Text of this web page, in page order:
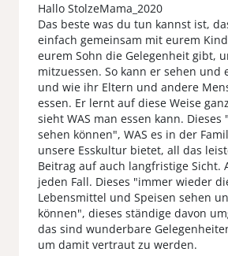
Hallo StolzeMama_2020
Das beste was du tun kannst ist,
einfach gemeinsam mit eurem
eurem Sohn die Gelegenheit gibt,
mitzuessen. So kann er sehen und
und wie ihr Eltern und andere
essen. Er lernt auf diese Weise
sieht WAS man essen kann.
sehen können", WAS es in der
unsere Esskultur bietet, all das
Beitrag auf auch langfristige Sicht.
jeden Fall. Dieses "immer wieder
Lebensmittel und Speisen sehen
können", dieses ständige davon
das sind wunderbare
um damit vertraut zu werden.